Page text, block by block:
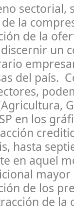
sectorial,
la
de la
un
del país.
en los
hasta
en aquel
de los
de la